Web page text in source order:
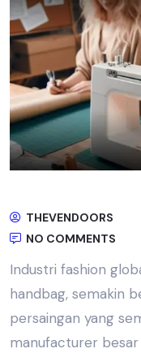
THEVENDOORS
NO COMMENTS
Industri fashion
handbag, semakin
persaingan yang
manufacturer